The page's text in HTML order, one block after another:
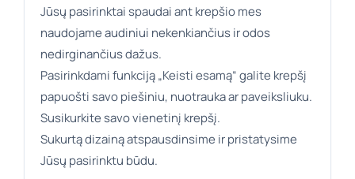
Jūsų pasirinktai spaudai ant krepšio mes
naudojame audiniui nekenkiančius ir odos
nedirginančius dažus.
Pasirinkdami funkciją „Keisti esamą“ galite krepšį
papuošti savo piešiniu, nuotrauka ar paveiksliuku.
Susikurkite savo vienetinį krepšį.
Sukurtą dizainą atspausdinsime ir pristatysime
Jūsų pasirinktu būdu.